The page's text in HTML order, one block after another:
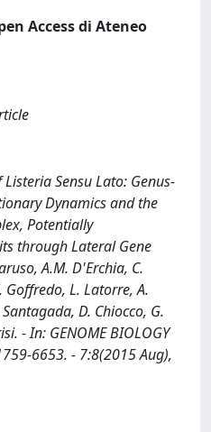
Access di Ateneo
Sensu Lato: Genus-
Dynamics and the
Potentially
through Lateral Gene
A.M. D'Erchia, C.
Goffredo, L. Latorre, A.
D. Chiocco, G.
- In: GENOME BIOLOGY
6653. - 7:8(2015 Aug),